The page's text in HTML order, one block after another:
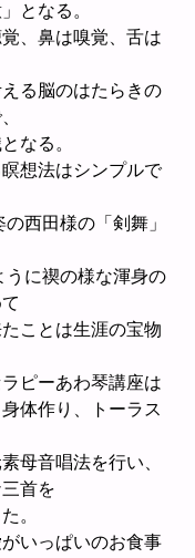
となる。
、鼻は嗅覚、舌は
る脳のはたらきの
なる。
想法はシンプルで
西田様の「剣舞」
うに禊の様な渾身の
ことは生涯の宝物
ピーあわ琴講座は
体作り、トーラス
母音唱法を行い、
首を
。
いっぱいのお食事